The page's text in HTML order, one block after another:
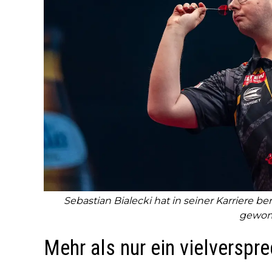
Sebastian Bialecki hat in seiner Karriere
Mehr als nur ein